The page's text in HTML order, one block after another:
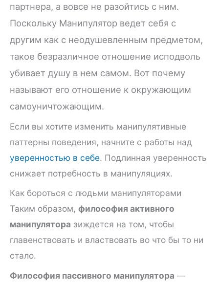
партнера, а вовсе не разойтись с ним.
Поскольку Манипулятор ведет себя с
другим как с неодушевленным предметом,
такое безразличное отношение исподволь
убивает душу в нем самом. Вот почему
называют его отношение к окружающим
самоуничтожающим.
Если вы хотите изменить манипулятивные
паттерны поведения, начните с работы над
уверенностью в себе. Подлинная уверенность
снижает потребность в манипуляциях.
Как бороться с людьми манипуляторами
Таким образом, философия активного
манипулятора зиждется на том, чтобы
главенствовать и властвовать во что бы то ни
стало.
Философия пассивного манипулятора —